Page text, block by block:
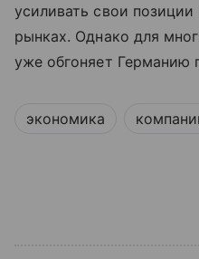
усиливать свои позиции
рынках. Однако для
уже обгоняет Германию
экономика